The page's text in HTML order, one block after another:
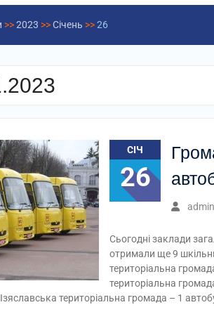
>>2023 >>Січень >>26
СІЧ
26
admin
Сьогодні заклади
отримали ще 9
територіальна
територіальна
територіальна громада – 1